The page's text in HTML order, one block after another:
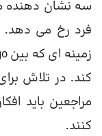
سه نشان دهنده
فرد رخ می دهد.
کند. در تلاش
مراجعین باید
کنند.